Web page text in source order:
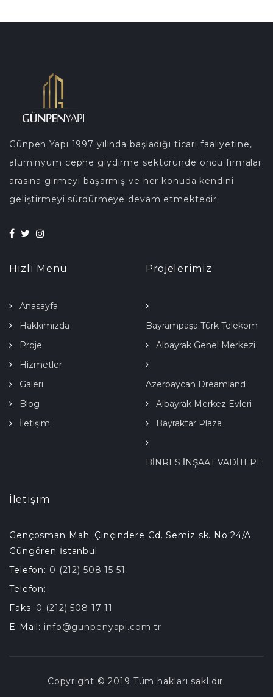
Günpen Yapı 1997 yılında başladığı ticari faaliyetine,
alüminyum cephe giydirme sektöründe öncü firmalar
arasına girmeyi başarmış ve her konuda kendini
geliştirmeyi sürdürmeye devam etmektedir.
Hızlı Menü
Anasayfa
Hakkımızda
Proje
Hizmetler
Galeri
Blog
İletişim
Projelerimiz
Bayrampaşa Türk Telekom
Albayrak Genel Merkezi
Azerbaycan Dreamland
Project
Albayrak Merkez Evleri
Bayraktar Plaza
BİNRES İNŞAAT VADİTEPE
İletişim
Gençosman Mah. Çinçindere Cd. Semiz sk. No:24/A
Güngören İstanbul
Telefon: 0 (212) 508 15 51
Telefon:
Faks: 0 (212) 508 17 11
E-Mail: info@gunpenyapi.com.tr
Copyright © 2019 Tüm hakları saklıdır.